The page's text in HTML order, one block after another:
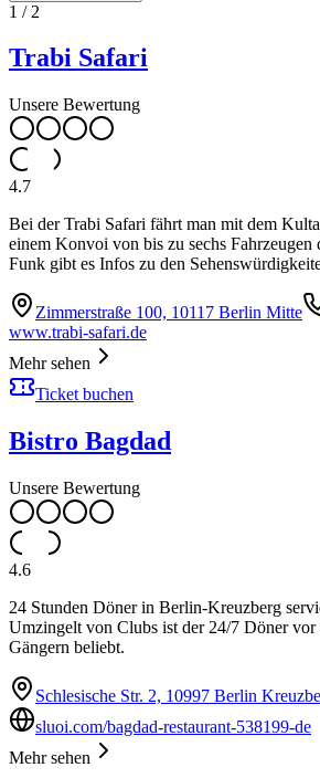
1 / 2
Trabi Safari
Unsere Bewertung
4.7
Bei der Trabi Safari fährt man mit dem
einem Konvoi von bis zu sechs
Funk gibt es Infos zu den
Zimmerstraße 100, 10117 Berlin Mitte
www.trabi-safari.de
Mehr sehen
Ticket buchen
Bistro Bagdad
Unsere Bewertung
4.6
24 Stunden Döner in Berlin-Kreuzberg
Umzingelt von Clubs ist der 24/7 Döner vor
Gängern beliebt.
Schlesische Str. 2, 10997 Berlin
sluoi.com/bagdad-restaurant-538199-de
Mehr sehen